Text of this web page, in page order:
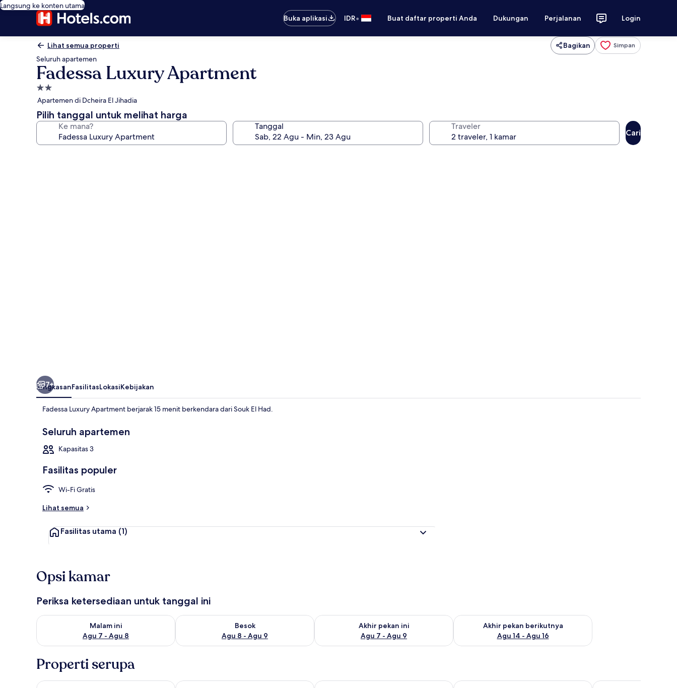
Langsung ke konten utama
Buka aplikasi
IDR• Buat daftar properti Anda Dukungan Perjalanan Login
Lihat semua properti Bagikan Simpan
Seluruh apartemen
Fadessa Luxury Apartment
Properti
bintang
2.0
Apartemen di Dcheira El Jihadia
Pilih tanggal untuk melihat harga
Ke mana? Tanggal Traveler
Cari
7+
RingkasanFasilitasLokasiKebijakan
Fadessa Luxury Apartment berjarak 15 menit berkendara dari Souk El Had.
Seluruh apartemen
Kapasitas 3
Fasilitas populer
Wi-Fi Gratis
Lihat semua
Fasilitas utama (1)
Opsi kamar
Periksa ketersediaan untuk tanggal ini
Malam ini
Agu 7 - Agu 8
Periksa ketersediaan untuk malam ini Agu 7 - Agu 8
Besok
Agu 8 - Agu 9
Periksa ketersediaan untuk besok Agu 8 - Agu 9
Akhir pekan ini
Agu 7 - Agu 9
Periksa ketersediaan untuk akhir pekan ini Agu 7 - Agu 9
Akhir pekan berikutnya
Agu 14 - Agu 16
Periksa ketersediaan untuk akhir pekan berikutnya Agu 14 -
Properti serupa
Oasis Hôtel & Spa Residence Yasmina Mia Hotels Agadir Anna Hotel Agadir Tagadirt Appart-Hotel